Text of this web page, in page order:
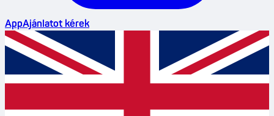
AppAjánlatot kérek